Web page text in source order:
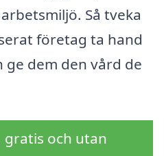
Så tveka
företag ta hand
dem den vård de
gratis och utan